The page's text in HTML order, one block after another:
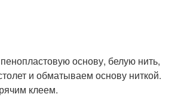
основу, белую нить,
и обматываем основу ниткой.
клеем.